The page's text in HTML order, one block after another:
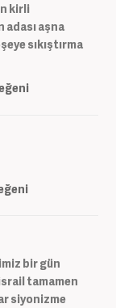
kirli
adası aşna
sıkıştırma
bir gün
tamamen
siyonizme